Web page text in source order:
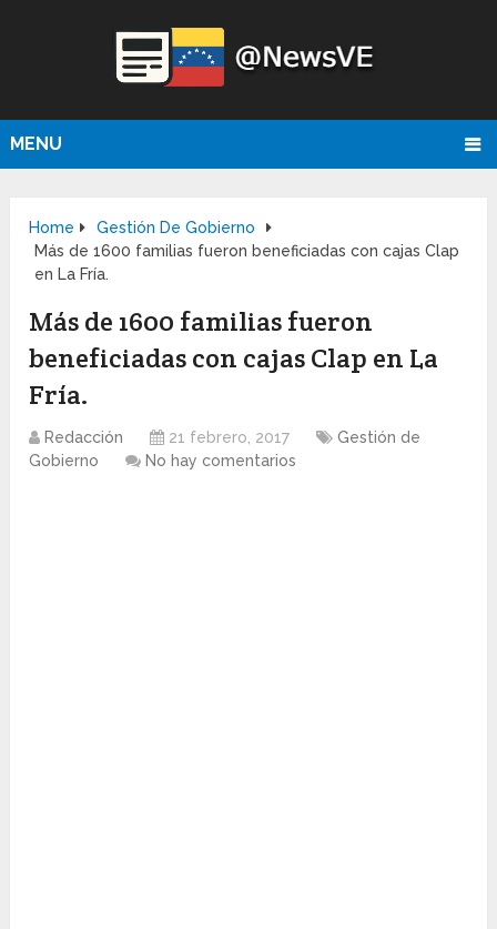
MENU
Home
Gestión De Gobierno
Más de 1600 familias fueron beneficiadas con cajas Clap
en La Fría.
Más de 1600 familias fueron
beneficiadas con cajas Clap en La
Fría.
Redacción 21 febrero, 2017
Gestión de
Gobierno
No hay comentarios